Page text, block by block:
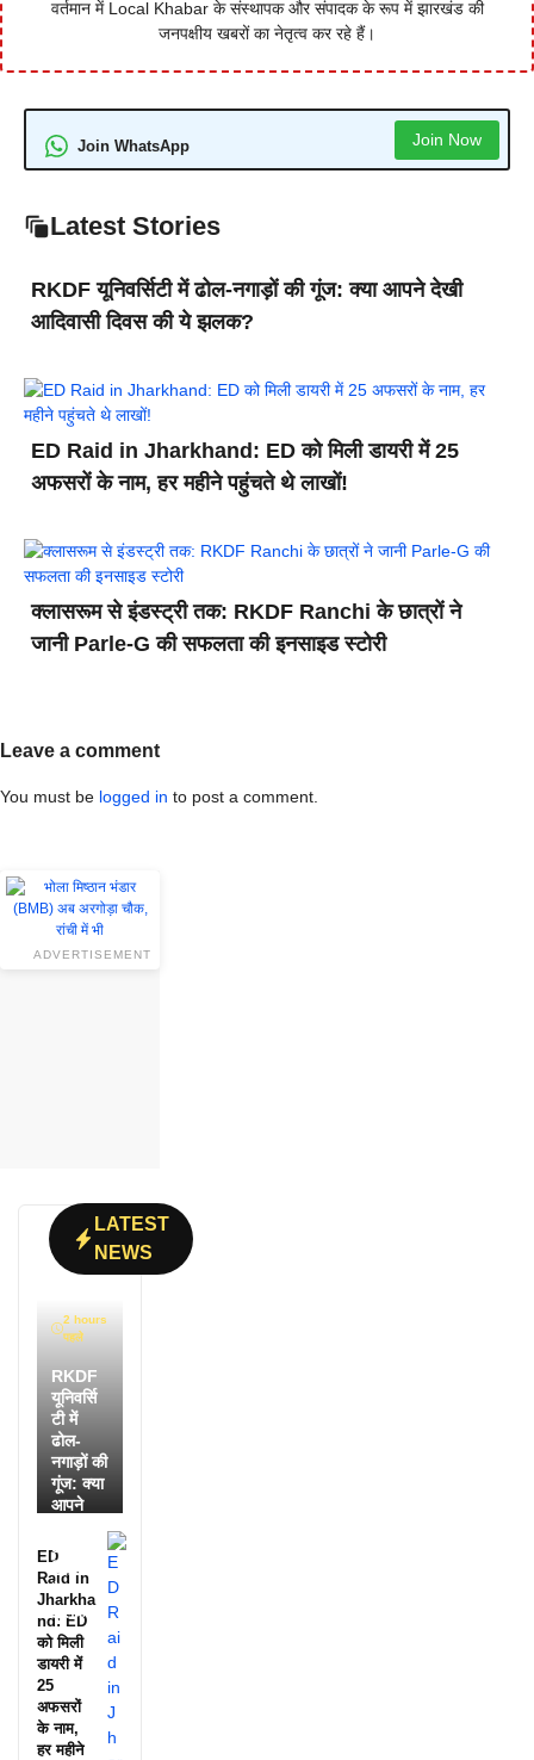
वर्तमान में Local Khabar के संस्थापक और संपादक के रूप में झारखंड की
जनपक्षीय खबरों का नेतृत्व कर रहे हैं।
Join WhatsApp Join Now
Latest Stories
RKDF यूनिवर्सिटी में ढोल-नगाड़ों की गूंज: क्या आपने देखी
आदिवासी दिवस की ये झलक?
ED Raid in Jharkhand: ED को मिली डायरी में 25
अफसरों के नाम, हर महीने पहुंचते थे लाखों!
क्लासरूम से इंडस्ट्री तक: RKDF Ranchi के छात्रों ने
जानी Parle-G की सफलता की इनसाइड स्टोरी
Leave a comment
You must be logged in to post a comment.
ADVERTISEMENT
LATEST
NEWS
2 hours
पहले
RKDF
यूनिवर्सि
टी में
ढोल-
नगाड़ों की
गूंज: क्या
आपने
आदिवासी
दिवस की
झलक?
ED
Raid in
Jharkha
nd: ED
को मिली
डायरी में
25
अफसरों
के नाम,
हर महीने